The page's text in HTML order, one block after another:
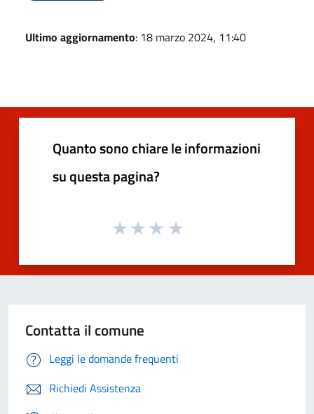
Ultimo aggiornamento: 18 marzo 2024, 11:40
Quanto sono chiare le informazioni
su questa pagina?
Contatta il comune
Leggi le domande frequenti
Richiedi Assistenza